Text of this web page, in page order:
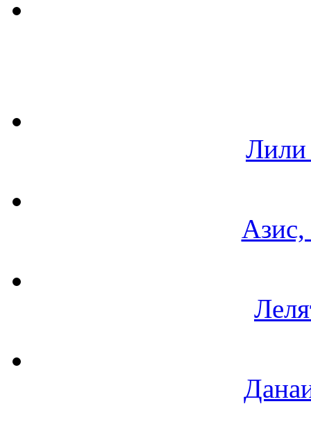
Лили